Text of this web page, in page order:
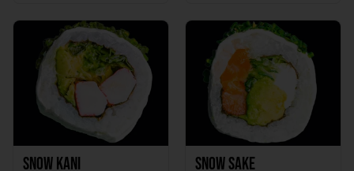
Snow Kani Snow Sake